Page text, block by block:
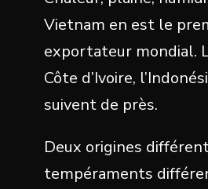
Vietnam en est le
exportateur mondial.
Côte d’Ivoire,
suivent de près.
Deux origines
tempéraments